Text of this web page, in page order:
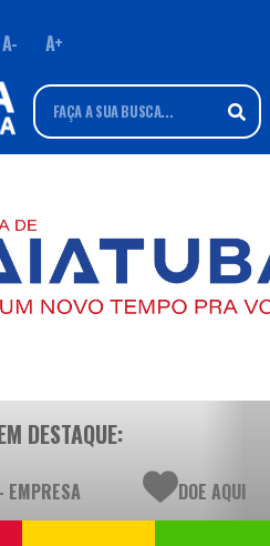
A- A+
DESTAQUE:
EMPRESA DOE AQUI